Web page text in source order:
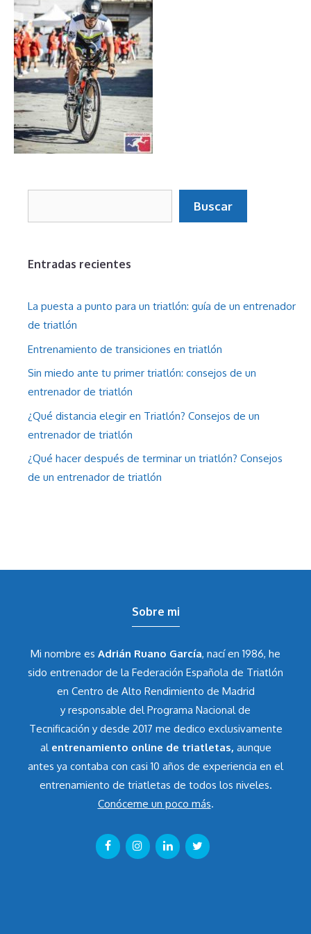
Buscar
Entradas recientes
La puesta a punto para un triatlón: guía de un entrenador
de triatlón
Entrenamiento de transiciones en triatlón
Sin miedo ante tu primer triatlón: consejos de un
entrenador de triatlón
¿Qué distancia elegir en Triatlón? Consejos de un
entrenador de triatlón
¿Qué hacer después de terminar un triatlón? Consejos
de un entrenador de triatlón
Sobre mi
Mi nombre es Adrián Ruano García, nací en 1986, he
sido entrenador de la Federación Española de Triatlón
en Centro de Alto Rendimiento de Madrid
y responsable del Programa Nacional de
Tecnificación y desde 2017 me dedico exclusivamente
al entrenamiento online de triatletas, aunque
antes ya contaba con casi 10 años de experiencia en el
entrenamiento de triatletas de todos los niveles.
Conóceme un poco más.